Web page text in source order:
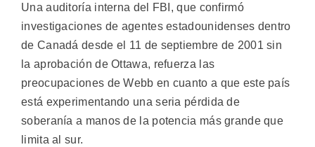
Una auditoría interna del FBI, que confirmó
investigaciones de agentes estadounidenses dentro
de Canadá desde el 11 de septiembre de 2001 sin
la aprobación de Ottawa, refuerza las
preocupaciones de Webb en cuanto a que este país
está experimentando una seria pérdida de
soberanía a manos de la potencia más grande que
limita al sur.